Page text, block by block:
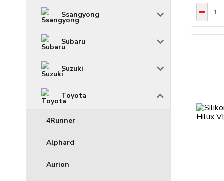
Ssangyong
Subaru
Suzuki
Toyota
4Runner
Alphard
Aurion